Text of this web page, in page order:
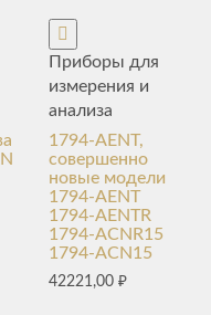
Приборы для
измерения и
анализа
1794-AENT,
совершенно
новые модели
1794-AENT
1794-AENTR
1794-ACNR15
1794-ACN15
42221,00₽